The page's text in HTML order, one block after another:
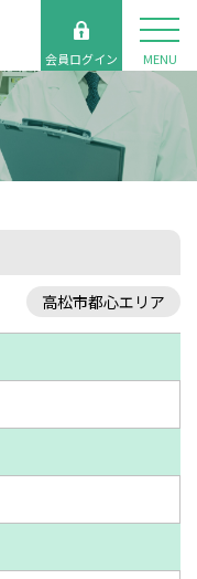
会員ログイン MENU
高松市都心エリア